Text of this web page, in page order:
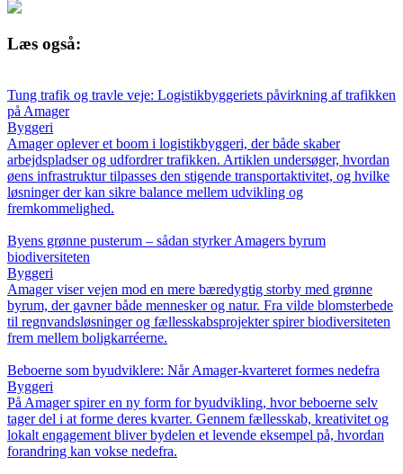
Læs også:
Tung trafik og travle veje: Logistikbyggeriets påvirkning af trafikken
på Amager
Byggeri
Amager oplever et boom i logistikbyggeri, der både skaber
arbejdspladser og udfordrer trafikken. Artiklen undersøger, hvordan
øens infrastruktur tilpasses den stigende transportaktivitet, og hvilke
løsninger der kan sikre balance mellem udvikling og
fremkommelighed.
Byens grønne pusterum – sådan styrker Amagers byrum
biodiversiteten
Byggeri
Amager viser vejen mod en mere bæredygtig storby med grønne
byrum, der gavner både mennesker og natur. Fra vilde blomsterbede
til regnvandsløsninger og fællesskabsprojekter spirer biodiversiteten
frem mellem boligkarréerne.
Beboerne som byudviklere: Når Amager-kvarteret formes nedefra
Byggeri
På Amager spirer en ny form for byudvikling, hvor beboerne selv
tager del i at forme deres kvarter. Gennem fællesskab, kreativitet og
lokalt engagement bliver bydelen et levende eksempel på, hvordan
forandring kan vokse nedefra.